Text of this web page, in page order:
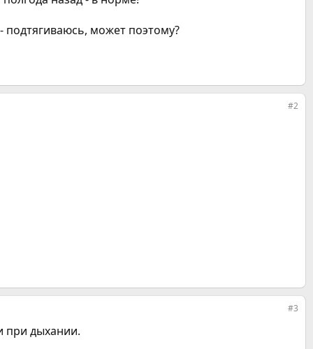
может поэтому?
#2
#3
при дыхании.